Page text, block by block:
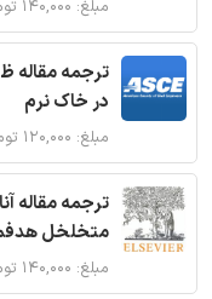
مبلغ: ۱۴۰,۰۰۰ تومان
ترجمه مقاله
در خاک نرم
مبلغ: ۱۲۰,۰۰۰ تومان
ترجمه مقاله
متخلخل
مبلغ: ۱۴۰,۰۰۰ تومان